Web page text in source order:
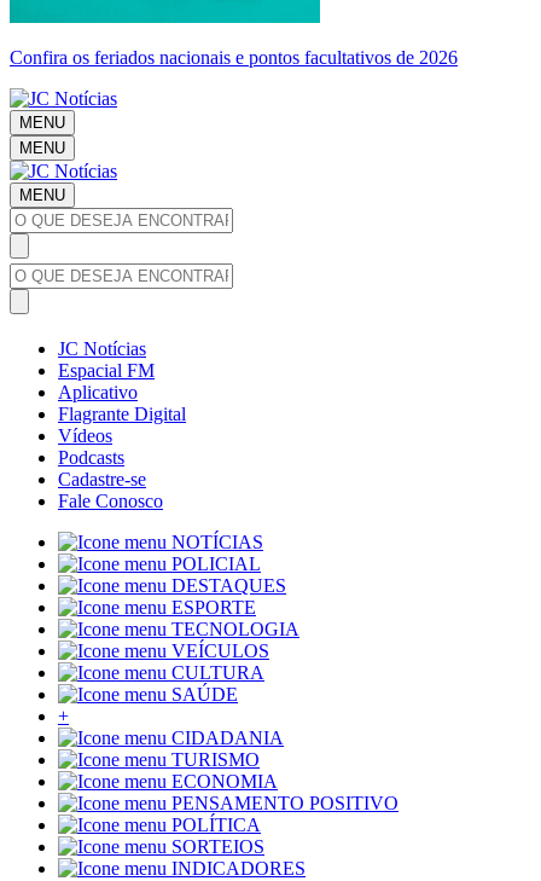
Confira os feriados nacionais e pontos facultativos de 2026
MENU
MENU
MENU
JC Notícias
Espacial FM
Aplicativo
Flagrante Digital
Vídeos
Podcasts
Cadastre-se
Fale Conosco
NOTÍCIAS
POLICIAL
DESTAQUES
ESPORTE
TECNOLOGIA
VEÍCULOS
CULTURA
SAÚDE
+
CIDADANIA
TURISMO
ECONOMIA
PENSAMENTO POSITIVO
POLÍTICA
SORTEIOS
INDICADORES